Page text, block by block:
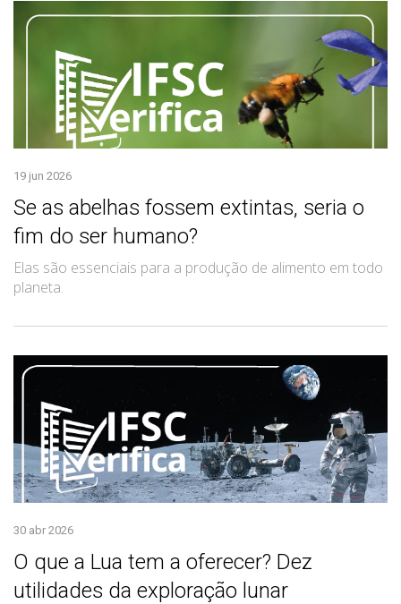
19 jun 2026
Se as abelhas fossem extintas, seria o
fim do ser humano?
Elas são essenciais para a produção de alimento em todo
planeta.
30 abr 2026
O que a Lua tem a oferecer? Dez
utilidades da exploração lunar